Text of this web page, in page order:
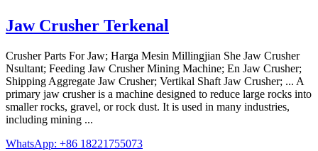
Jaw Crusher Terkenal
Crusher Parts For Jaw; Harga Mesin Millingjian She Jaw Crusher
Nsultant; Feeding Jaw Crusher Mining Machine; En Jaw Crusher;
Shipping Aggregate Jaw Crusher; Vertikal Shaft Jaw Crusher; ... A
primary jaw crusher is a machine designed to reduce large rocks into
smaller rocks, gravel, or rock dust. It is used in many industries,
including mining ...
WhatsApp: +86 18221755073